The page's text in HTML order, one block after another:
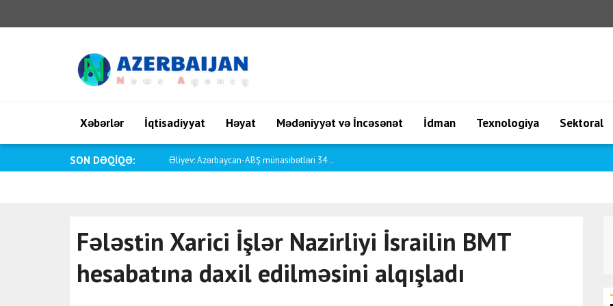
Xəbərlər İqtisadiyyat Həyat Mədəniyyət və İncəsənət İdman Texnologiya Sektoral
SON DƏQİQƏ: Vance: Bu, avtomobil işçilərinin bir maa..
Fələstin Xarici İşlər Nazirliyi İsrailin BMT
hesabatına daxil edilməsini alqışladı